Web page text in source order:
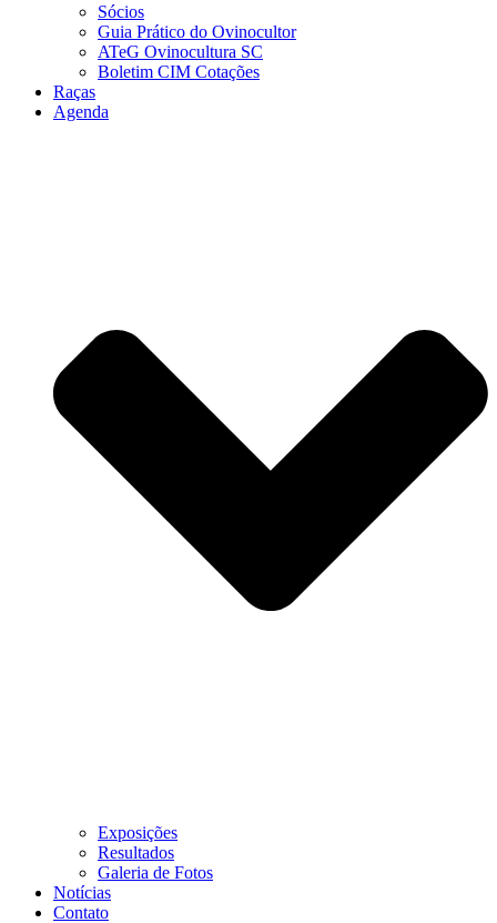
Sócios
Guia Prático do Ovinocultor
ATeG Ovinocultura SC
Boletim CIM Cotações
Raças
Agenda
Exposições
Resultados
Galeria de Fotos
Notícias
Contato